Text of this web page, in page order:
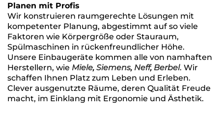
Planen mit Profis
Wir konstruieren raumgerechte Lösungen mit
kompetenter Planung, abgestimmt auf so viele
Faktoren wie Körpergröße oder Stauraum,
Spülmaschinen in rückenfreundlicher Höhe.
Unsere Einbaugeräte kommen alle von namhaften
Herstellern, wie Miele, Siemens, Neff, Berbel. Wir
schaffen Ihnen Platz zum Leben und Erleben.
Clever ausgenutzte Räume, deren Qualität Freude
macht, im Einklang mit Ergonomie und Ästhetik.